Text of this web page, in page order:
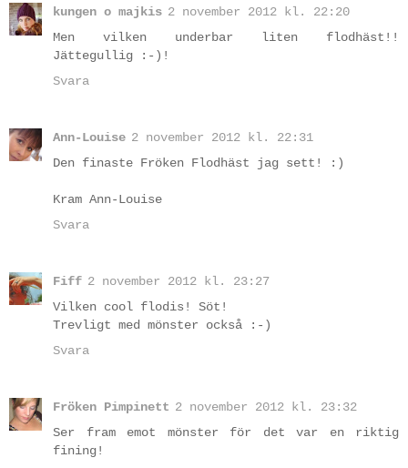
kungen o majkis 2 november 2012 kl. 22:20
Men vilken underbar liten flodhäst!!
Jättegullig :-)!
Svara
Ann-Louise 2 november 2012 kl. 22:31
Den finaste Fröken Flodhäst jag sett! :)
Kram Ann-Louise
Svara
Fiff 2 november 2012 kl. 23:27
Vilken cool flodis! Söt!
Trevligt med mönster också :-)
Svara
Fröken Pimpinett 2 november 2012 kl. 23:32
Ser fram emot mönster för det var en riktig
fining!